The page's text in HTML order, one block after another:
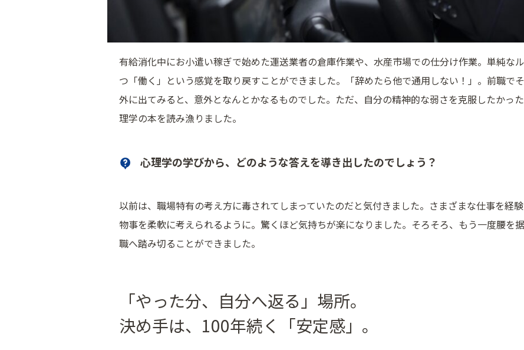
有給消化中にお小遣い稼ぎで始めた運送業者の倉庫作業や、水産市場での仕分け作業。単純な
つ「働く」という感覚を取り戻すことができました。「辞めたら他で通用しない！」。前職で
外に出てみると、意外となんとかなるものでした。ただ、自分の精神的な弱さを克服したかっ
理学の本を読み漁りました。
心理学の学びから、どのような答えを導き出したのでしょう？
以前は、職場特有の考え方に毒されてしまっていたのだと気付きました。さまざまな仕事を経
物事を柔軟に考えられるように。驚くほど気持ちが楽になりました。そろそろ、もう一度腰を
職へ踏み切ることができました。
「やった分、自分へ返る」場所。
決め手は、100年続く「安定感」。